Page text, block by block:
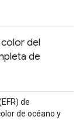
del
de
de
de océano y